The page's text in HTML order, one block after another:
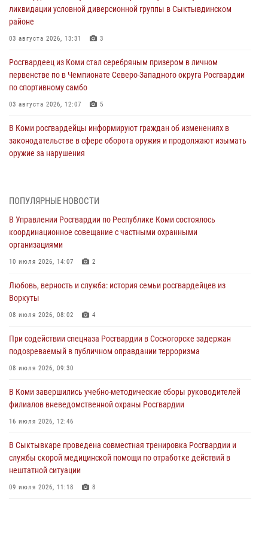
ликвидации условной диверсионной группы в Сыктывдинском
районе
03 августа 2026, 13:31 3
Росгвардеец из Коми стал серебряным призером в личном
первенстве по в Чемпионате Северо-Западного округа Росгвардии
по спортивному самбо
03 августа 2026, 12:07 5
В Коми росгвардейцы информируют граждан об изменениях в
законодательстве в сфере оборота оружия и продолжают изымать
оружие за нарушения
для добровольной сдачи оружия
31 июля 2026, 10:55
Временно исполняющий обязанности начальника Управления
Росгвардии по Республике Коми лично проверил ДОЛ «Орленок»
В Усинске росгвардейцы оперативно отработали план «Квартал»
30 июля 2026, 13:53
В Санкт-Петербурге прошел окружной этап ежегодного
Всероссийского конкурса профессионального мастерства среди
сотрудников вневедомственной охраны Росгвардии
В Сыктывкаре росгвардейцы приняли участие в молебне в рамках
Дня Крещения Руси и Дня святого равноапостольного князя
28 июля 2026, 13:32 8
ПОПУЛЯРНЫЕ НОВОСТИ
В Управлении Росгвардии по Республике Коми состоялось
координационное совещание с частными охранными
организациями
10 июля 2026, 14:07 2
Любовь, верность и служба: история семьи росгвардейцев из
Воркуты
08 июля 2026, 08:02 4
При содействии спецназа Росгвардии в Сосногорске задержан
подозреваемый в публичном оправдании терроризма
08 июля 2026, 09:30
В Коми завершились учебно-методические сборы руководителей
филиалов вневедомственной охраны Росгвардии
16 июля 2026, 12:46
В Сыктывкаре проведена совместная тренировка Росгвардии и
службы скорой медицинской помощи по отработке действий в
нештатной ситуации
09 июля 2026, 11:18 8